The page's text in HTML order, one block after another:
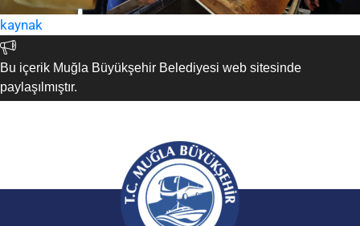
kaynak
Bu içerik Muğla Büyükşehir Belediyesi web sitesinde
paylaşılmıştır.